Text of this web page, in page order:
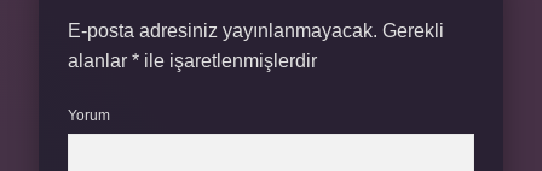
E-posta adresiniz yayınlanmayacak. Gerekli
alanlar * ile işaretlenmişlerdir
Yorum